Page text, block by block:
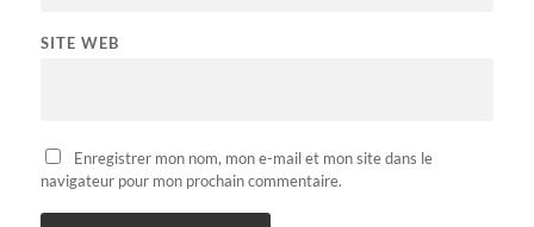
SITE WEB
Enregistrer mon nom, mon e-mail et mon site dans le
navigateur pour mon prochain commentaire.